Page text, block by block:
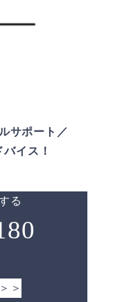
サポート／
イス！
る
＞